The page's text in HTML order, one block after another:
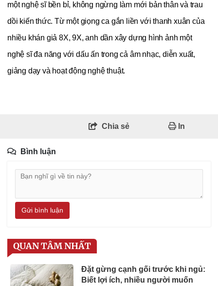
một nghệ sĩ bền bỉ, không ngừng làm mới bản thân và trau
dồi kiến thức. Từ một giọng ca gắn liền với thanh xuân của
nhiều khán giả 8X, 9X, anh dần xây dựng hình ảnh một
nghệ sĩ đa năng với dấu ấn trong cả âm nhạc, diễn xuất,
giảng dạy và hoạt động nghệ thuật.
Chia sẻ In
Bình luận
Gửi bình luận
QUAN TÂM NHẤT
Đặt gừng cạnh gối trước khi ngủ:
Biết lợi ích, nhiều người muốn